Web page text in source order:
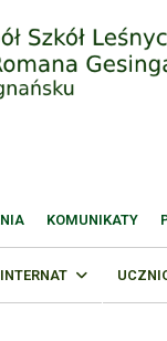
KOMUNIKATY
INTERNAT